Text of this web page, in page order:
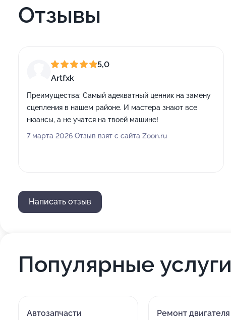
Отзывы
5,0
Artfxk
Преимущества: Самый адекватный ценник на замену
сцепления в нашем районе. И мастера знают все
нюансы, а не учатся на твоей машине!
7 марта 2026 Отзыв взят с сайта Zoon.ru
Написать отзыв
Популярные услуги
Автозапчасти
Ремонт двигателя